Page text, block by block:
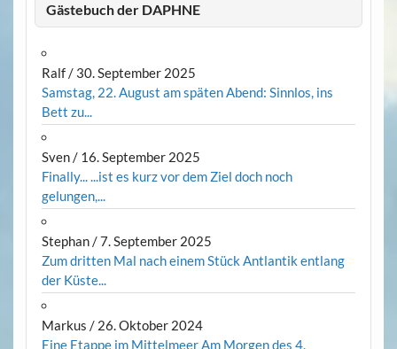
Gästebuch der DAPHNE
Ralf/ 30. September 2025
Samstag, 22. August am späten Abend: Sinnlos, ins
Bett zu...
Sven/ 16. September 2025
Finally... ...ist es kurz vor dem Ziel doch noch
gelungen,...
Stephan/7. September 2025
Zum dritten Mal nach einem Stück Antlantik entlang
der Küste...
Markus / 26. Oktober 2024
Eine Etappe im Mittelmeer Am Morgen des 4.